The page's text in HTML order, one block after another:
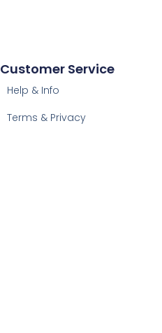
Customer Service
Help & Info
Terms & Privacy